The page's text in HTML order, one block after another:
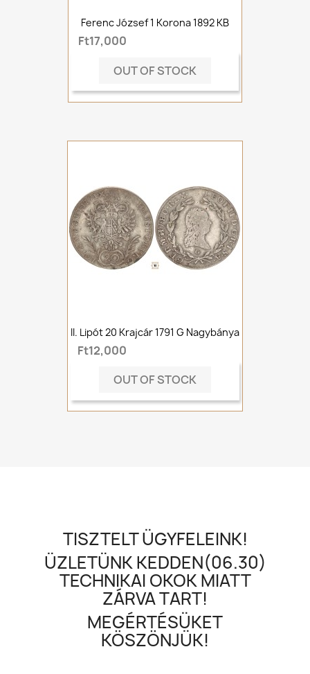
Ferenc József 1 Korona 1892 KB
Ft17,000
OUT OF STOCK
II. Lipót 20 Krajcár 1791 G Nagybánya
Ft12,000
OUT OF STOCK
TISZTELT ÜGYFELEINK!
ÜZLETÜNK KEDDEN(06.30)
TECHNIKAI OKOK MIATT
ZÁRVA TART!
MEGÉRTÉSÜKET
KÖSZÖNJÜK!